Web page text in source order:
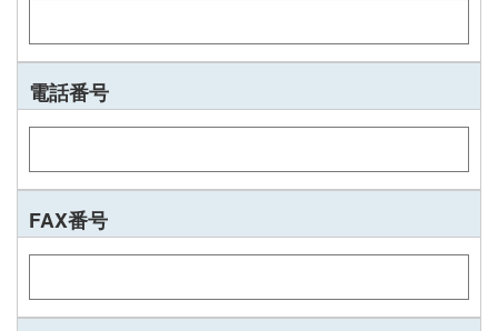
電話番号
FAX番号